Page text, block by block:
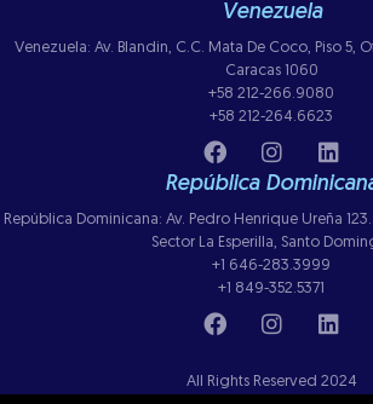
Venezuela
Venezuela: Av. Blandin, C.C. Mata De Coco, Piso 5,
Caracas 1060
+58 212-266.9080
+58 212-264.6623
República
República Dominicana: Av. Pedro Henrique Ureña 123.
Sector La Esperilla, Santo
+1 646-283.3999
+1 849-352.5371
All Rights Reserved 2024